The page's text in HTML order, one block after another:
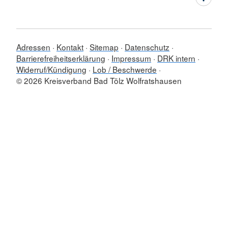
Adressen Kontakt Sitemap
Datenschutz
Barrierefreiheitserklärung
Impressum
DRK intern
Widerruf/Kündigung
Lob / Beschwerde
© 2026 Kreisverband Bad Tölz Wolfratshausen